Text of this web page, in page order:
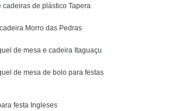
para Casamento
para Escritório
cadeiras de plástico Tapera
Morro das Pedras
de mesa e cadeira Itaguaçu
de mesa de bolo para festas
festa Ingleses